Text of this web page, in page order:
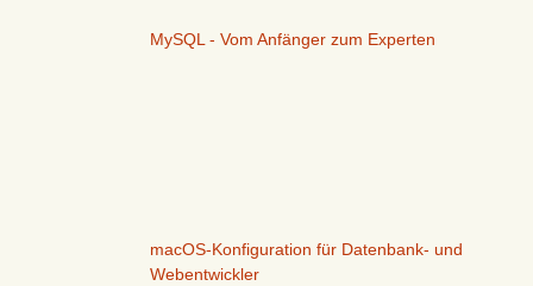
MySQL - Vom Anfänger zum Experten
macOS-Konfiguration für Datenbank- und
Webentwickler